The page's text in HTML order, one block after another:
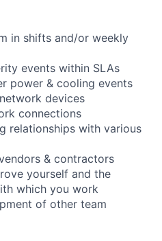
in shifts and/or weekly
events within SLAs
power & cooling events
devices
connections
relationships with various
& contractors
yourself and the
which you work
of other team